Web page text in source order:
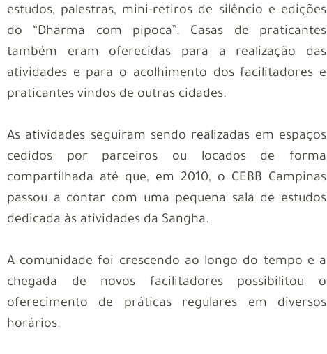
estudos, palestras, mini-retiros de silêncio e edições
do “Dharma com pipoca”. Casas de praticantes
também eram oferecidas para a realização das
atividades e para o acolhimento dos facilitadores e
praticantes vindos de outras cidades.
As atividades seguiram sendo realizadas em espaços
cedidos por parceiros ou locados de forma
compartilhada até que, em 2010, o CEBB Campinas
passou a contar com uma pequena sala de estudos
dedicada às atividades da Sangha.
A comunidade foi crescendo ao longo do tempo e a
chegada de novos facilitadores possibilitou o
oferecimento de práticas regulares em diversos
horários.